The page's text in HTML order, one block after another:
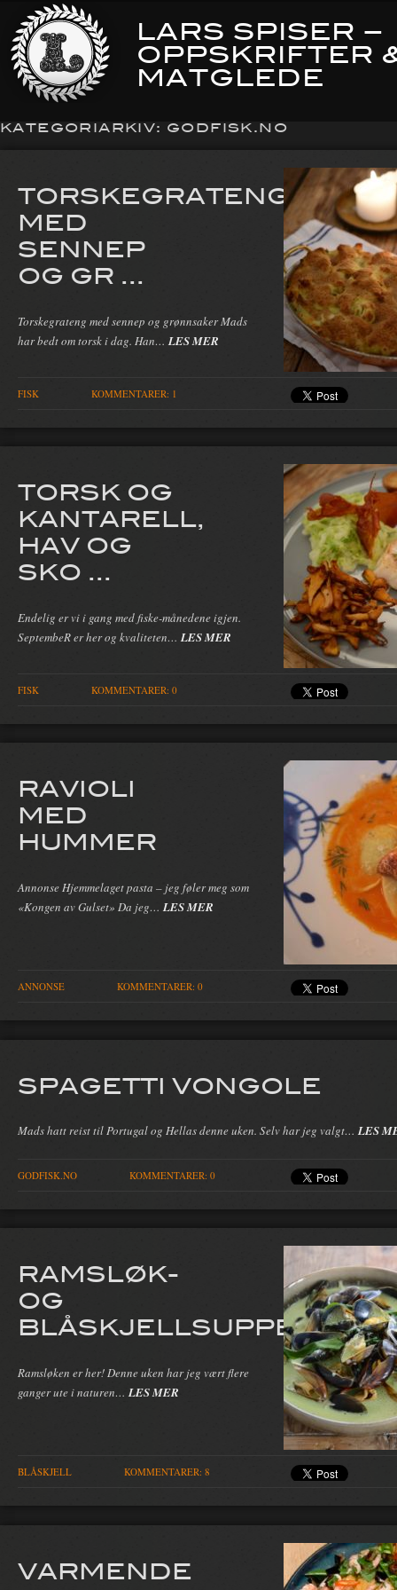
LARS SPISER –
OPPSKRIFTER
MATGLEDE
KATEGORIARKIV: GODFISK.NO
TORSKEGRATENG
MED
SENNEP
OG GR ...
Torskegrateng med sennep og grønnsaker Mads
har bedt om torsk i dag. Han… LES MER
FISK KOMMENTARER: 1
TORSK OG
KANTARELL,
HAV OG
SKO ...
Endelig er vi i gang med fiske-månedene igjen.
SeptembeR er her og kvaliteten… LES MER
FISK KOMMENTARER: 0
RAVIOLI
MED
HUMMER
Annonse Hjemmelaget pasta – jeg føler meg som
«Kongen av Gulset» Da jeg… LES MER
ANNONSE KOMMENTARER: 0
SPAGETTI VONGOLE
Mads hatt reist til Portugal og Hellas denne uken. Selv har jeg valgt… LES
GODFISK.NO KOMMENTARER: 0
RAMSLØK-
OG
BLÅSKJELLSUPPE
Ramsløken er her! Denne uken har jeg vært flere
ganger ute i naturen… LES MER
BLÅSKJELL KOMMENTARER: 8
VARMENDE